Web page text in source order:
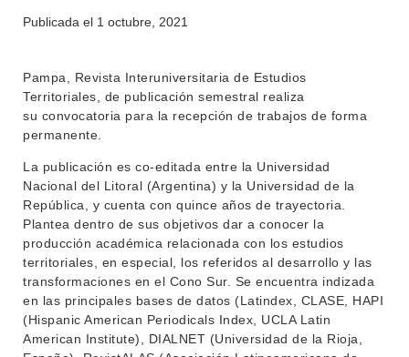
ENSEÑANZA
INVESTIGACIÓN
EXTENSIÓN
SERVICIOS
LLAMADOS
NOTICIAS
CONTACTO
OFERTA DE GRADO
POSGRADOS
EDUCACIÓN PERMANENTE
MOVILIDAD ACADÉMICA
BIBLIOTECA
Publicada el 1 octubre, 2021
Pampa, Revista Interuniversitaria de Estudios
Territoriales, de publicación semestral realiza
su convocatoria para la recepción de trabajos de forma
permanente.
La publicación es co-editada entre la Universidad
Nacional del Litoral (Argentina) y la Universidad de la
República, y cuenta con quince años de trayectoria.
Plantea dentro de sus objetivos dar a conocer la
producción académica relacionada con los estudios
territoriales, en especial, los referidos al desarrollo y las
transformaciones en el Cono Sur. Se encuentra indizada
en las principales bases de datos (Latindex, CLASE, HAPI
(Hispanic American Periodicals Index, UCLA Latin
American Institute), DIALNET (Universidad de la Rioja,